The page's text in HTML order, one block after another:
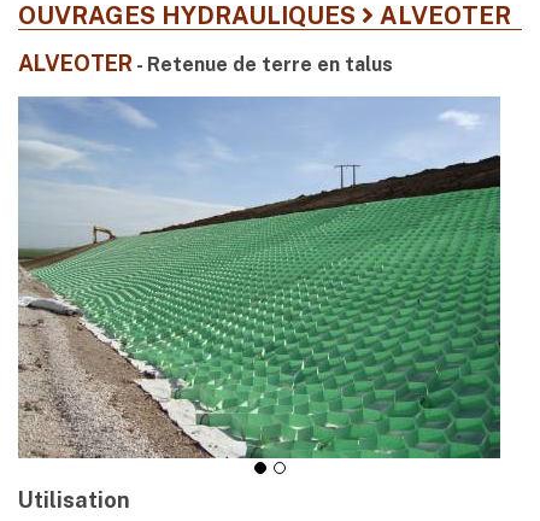
OUVRAGES HYDRAULIQUES ALVEOTER
ALVEOTER - Retenue de terre en talus
Utilisation